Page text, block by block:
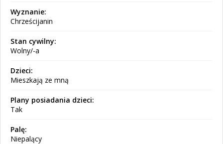
Wyznanie:
Chrześcijanin
Stan cywilny:
Wolny/-a
Dzieci:
Mieszkają ze mną
Plany posiadania dzieci:
Tak
Palę:
Niepalący